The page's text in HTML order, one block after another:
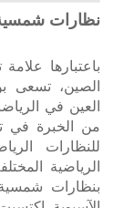
نظارات
باعتبارها
الصين، تسعى
العين في
من الخبرة في
للنظارات
الرياضية
بنظارات